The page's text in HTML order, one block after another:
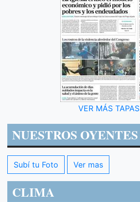
VER MÁS TAPAS
NUESTROS OYENTES
Subí tu Foto Ver mas
CLIMA